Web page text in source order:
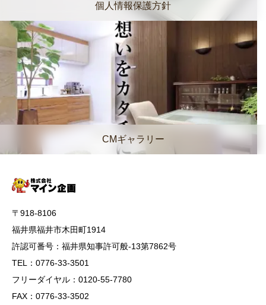
個人情報保護方針
CMギャラリー
〒918-8106
福井県福井市木田町1914
許認可番号：福井県知事許可般-13第7862号
TEL：0776-33-3501
フリーダイヤル：0120-55-7780
FAX：0776-33-3502